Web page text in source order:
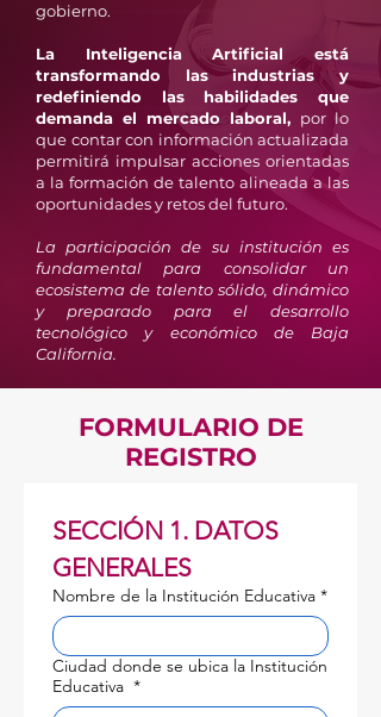
gobierno.
La Inteligencia Artificial está
transformando las industrias y
redefiniendo las habilidades que
demanda el mercado laboral, por lo
que contar con información actualizada
permitirá impulsar acciones orientadas
a la formación de talento alineada a las
oportunidades y retos del futuro.
La participación de su institución es
fundamental para consolidar un
ecosistema de talento sólido, dinámico
y preparado para el desarrollo
tecnológico y económico de Baja
California.
FORMULARIO DE
REGISTRO
SECCIÓN 1. DATOS
GENERALES
Nombre de la Institución Educativa *
Ciudad donde se ubica la Institución
Educativa *